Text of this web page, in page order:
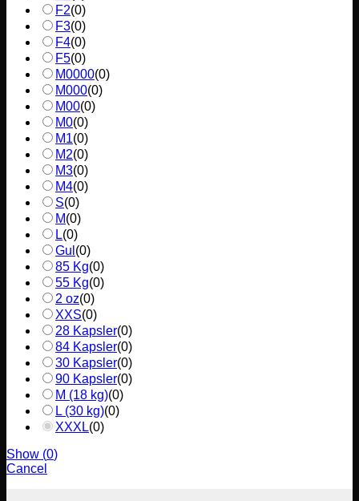
F2(0)
F3(0)
F4(0)
F5(0)
M0000(0)
M000(0)
M00(0)
M0(0)
M1(0)
M2(0)
M3(0)
M4(0)
S(0)
M(0)
L(0)
Gul (0)
85 Kg(0)
55 Kg(0)
2 oz(0)
XXS(0)
28 Kapsler(0)
84 Kapsler(0)
30 Kapsler(0)
90 Kapsler(0)
M (18 kg)(0)
L (30 kg)(0)
XXXL(0)
Show (0)
Cancel